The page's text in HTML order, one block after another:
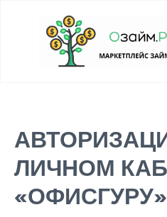
ЛИЧНОМ
«ОФИСГУРУ»